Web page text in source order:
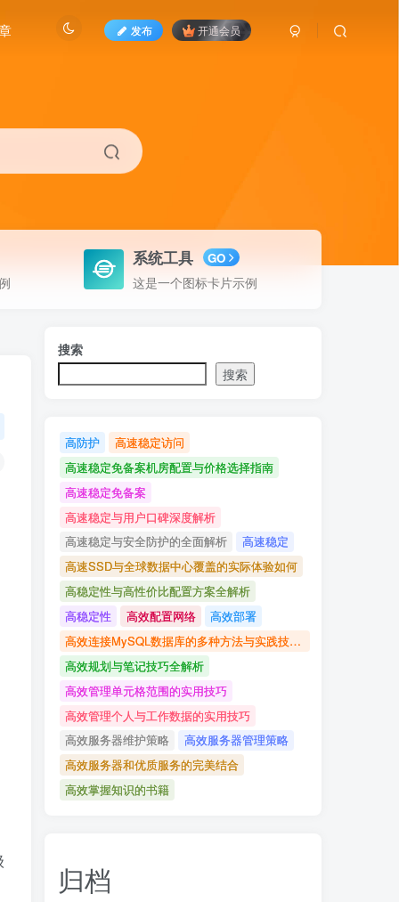
发布 开通会员
系统工具 GO
这是一个图标卡片示例
搜索
搜索
高防护
高速稳定访问
高速稳定免备案机房配置与价格选择指南
高速稳定免备案
高速稳定与用户口碑深度解析
高速稳定与安全防护的全面解析
高速稳定
高速SSD与全球数据中心覆盖的实际体验如何
高稳定性与高性价比配置方案全解析
高稳定性
高效配置网络
高效部署
高效连接MySQL数据库的多种方法与实践技巧详解
高效规划与笔记技巧全解析
高效管理单元格范围的实用技巧
高效管理个人与工作数据的实用技巧
高效服务器维护策略
高效服务器管理策略
高效服务器和优质服务的完美结合
高效掌握知识的书籍
归档